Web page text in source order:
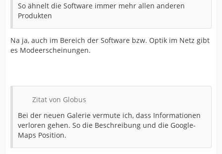
So ähnelt die Software immer mehr allen anderen
Produkten
Na ja, auch im Bereich der Software bzw. Optik im Netz gibt
es Modeerscheinungen.
Zitat von Globus
Bei der neuen Galerie vermute ich, dass Informationen
verloren gehen. So die Beschreibung und die Google-
Maps Position.